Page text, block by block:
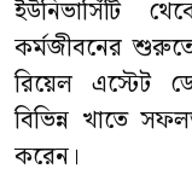
ইউনিভার্সিটি
কর্মজীবনের
রিয়েল এস্টেট
বিভিন্ন খাতে
করেন।